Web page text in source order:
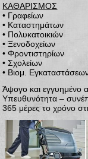
ΚΑΘΑΡΙΣΜΟΣ
• Γραφείων
• Καταστημάτων
• Πολυκατοικιών
• Ξενοδοχείων
• Φροντιστηρίων
• Σχολείων
• Βιομ.
Άψογο και εγγυημένο
Υπευθυνότητα –
365 μέρες το χρόνο